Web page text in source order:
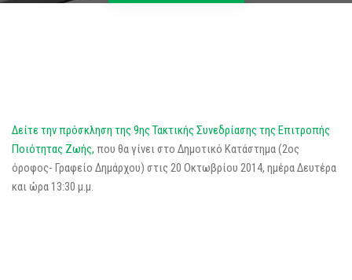
Δείτε την πρόσκληση της 9ης Τακτικής Συνεδρίασης της Επιτροπής
Ποιότητας Ζωής, που θα γίνει στο Δημοτικό Κατάστημα (2ος
όροφος- Γραφείο Δημάρχου) στις 20 Οκτωβρίου 2014, ημέρα Δευτέρα
και ώρα 13:30 μ.μ.